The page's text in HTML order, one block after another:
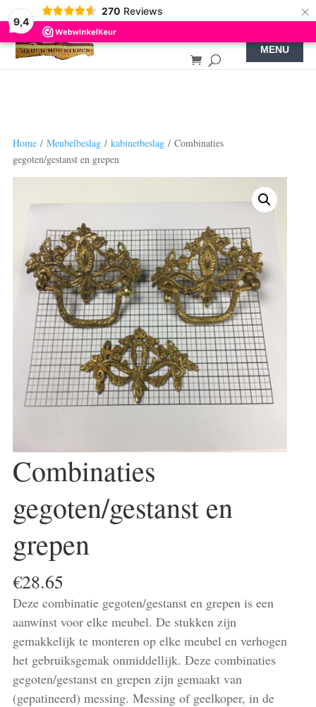
9,4
270 Reviews ×
Home/ Meubelbeslag/ kabinetbeslag/ Combinaties
gegoten/gestanst en grepen
Combinaties
gegoten/gestanst en
grepen
€28.65
Deze combinatie gegoten/gestanst en grepen is een
aanwinst voor elke meubel. De stukken zijn
gemakkelijk te monteren op elke meubel en verhogen
het gebruiksgemak onmiddellijk. Deze combinaties
gegoten/gestanst en grepen zijn gemaakt van
(gepatineerd) messing. Messing of geelkoper, in de